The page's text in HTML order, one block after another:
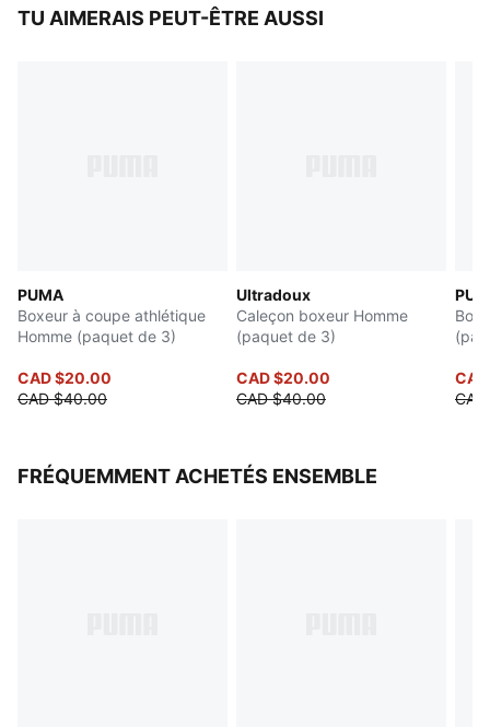
TU AIMERAIS PEUT-ÊTRE AUSSI
PUMA
Boxeur à coupe athlétique
Homme (paquet de 3)
CAD $20.00
CAD $40.00
Ultradoux
Caleçon boxeur Homme
(paquet de 3)
CAD $20.00
CAD $40.00
FRÉQUEMMENT ACHETÉS ENSEMBLE